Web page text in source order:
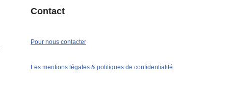
Contact
Pour nous contacter
Les mentions légales & politiques de confidentialité